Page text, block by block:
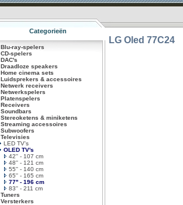
Categorieën
Blu-ray-spelers
CD-spelers
DAC's
Draadloze speakers
Home cinema sets
Luidsprekers & accessoires
Netwerk receivers
Netwerkspelers
Platenspelers
Receivers
Soundbars
Stereoketens & miniketens
Streaming accessoires
Subwoofers
Televisies
LED TV's
OLED TV's
42'' - 107 cm
48'' - 121 cm
55'' - 140 cm
65'' - 165 cm
77'' - 196 cm
83'' - 211 cm
Tuners
Versterkers
LG Oled 77C24